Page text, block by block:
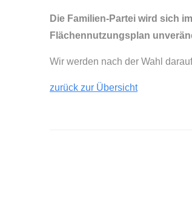
Die Familien-Partei wird sich
Flächennutzungsplan
Wir werden nach der Wahl
zurück zur Übersicht